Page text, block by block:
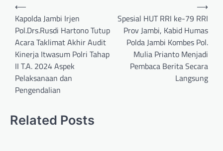
⟵
Kapolda Jambi Irjen
Pol.Drs.Rusdi Hartono Tutup
Acara Taklimat Akhir Audit
Kinerja Itwasum Polri Tahap
II T.A. 2024 Aspek
Pelaksanaan dan
Pengendalian
Spesial HUT RRI ke-79 RRI
Prov Jambi, Kabid Humas
Polda Jambi Kombes Pol.
Mulia Prianto Menjadi
Pembaca Berita Secara
Langsung
⟶
Related Posts